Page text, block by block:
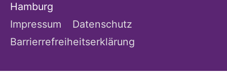
Hamburg
Impressum
Datenschutz
Barrierrefreiheitserklärung